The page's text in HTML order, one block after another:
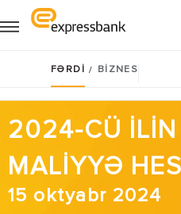
FƏRDİ / BİZNES
2024-CÜ İLİN
MALİYYƏ
15 oktyabr 2024